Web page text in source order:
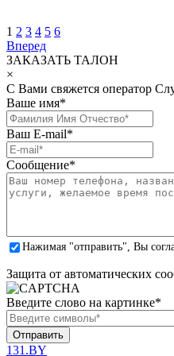
1 2 3 4 5 6
Вперед
ЗАКАЗАТЬ ТАЛОН
×
С Вами свяжется оператор
Ваше имя*
Ваш E-mail*
Сообщение*
Нажимая "отправить", Вы
Защита от автоматических
Введите слово на картинке*
131.BY